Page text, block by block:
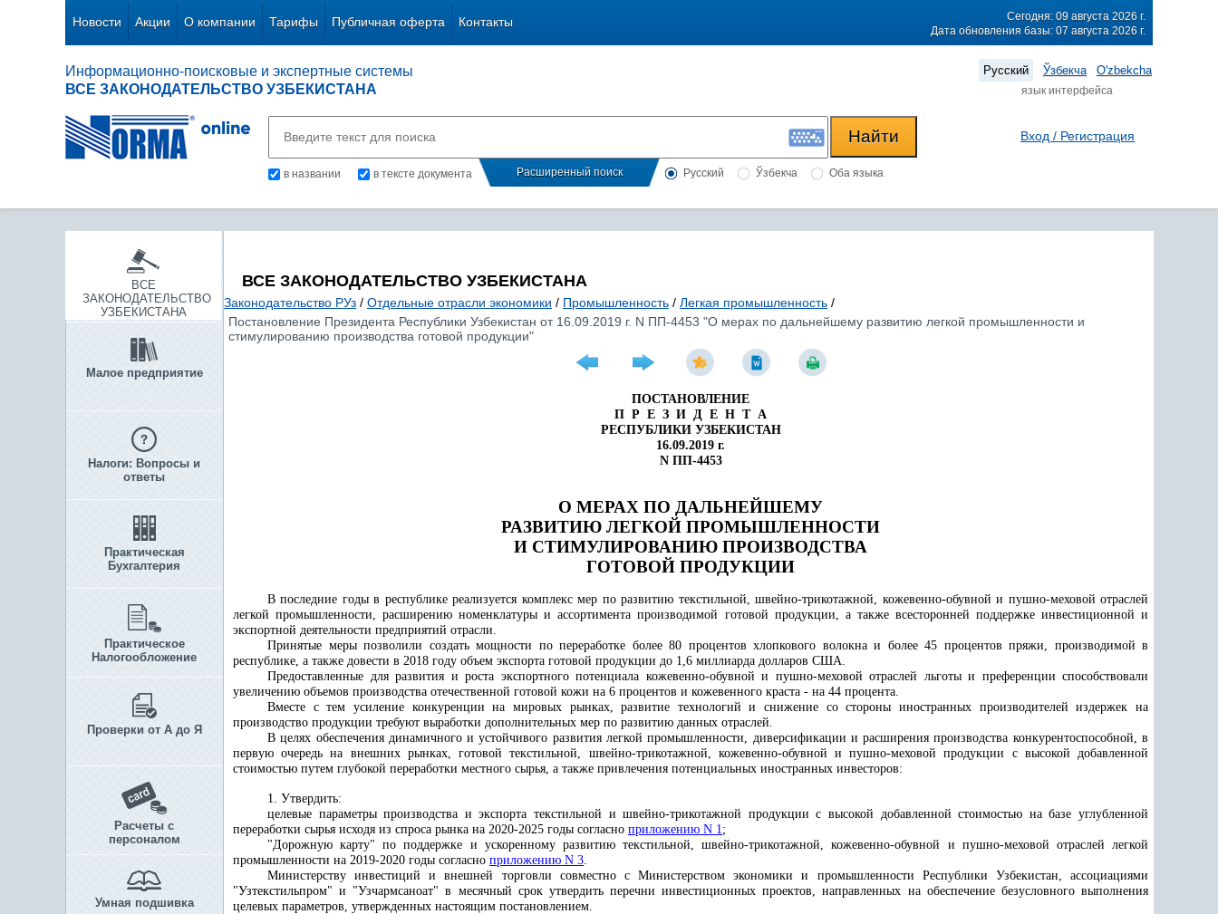
Новости Акции О компании Тарифы Публичная оферта Контакты
Сегодня: 09 августа 2026 г.
Дата обновления базы: 07 августа 2026 г.
Информационно-поисковые и экспертные системы
ВСЕ ЗАКОНОДАТЕЛЬСТВО УЗБЕКИСТАНА
Русский Ўзбекча O'zbekcha
язык интерфейса
в названии в тексте документа Расширенный поиск Русский Ўзбекча Оба языка
Вход / Регистрация
ВСЕ
ЗАКОНОДАТЕЛЬСТВО
УЗБЕКИСТАНА
Малое предприятие
Налоги: Вопросы и
ответы
Практическая
Бухгалтерия
Практическое
Налогообложение
Проверки от А до Я
Расчеты с
персоналом
Умная подшивка
ВСЕ ЗАКОНОДАТЕЛЬСТВО УЗБЕКИСТАНА
Законодательство РУз / Отдельные отрасли экономики / Промышленность / Легкая промышленность /
Постановление Президента Республики Узбекистан от 16.09.2019 г. N ПП-4453 "О мерах по дальнейшему развитию легкой промышленности и
стимулированию производства готовой продукции"
ПОСТАНОВЛЕНИЕ
П Р Е З И Д Е Н Т А
РЕСПУБЛИКИ УЗБЕКИСТАН
16.09.2019 г.
N ПП-4453
О МЕРАХ ПО ДАЛЬНЕЙШЕМУ
РАЗВИТИЮ ЛЕГКОЙ ПРОМЫШЛЕННОСТИ
И СТИМУЛИРОВАНИЮ ПРОИЗВОДСТВА
ГОТОВОЙ ПРОДУКЦИИ
В последние годы в республике реализуется комплекс мер по развитию текстильной, швейно-трикотажной, кожевенно-обувной и пушно-меховой отраслей
легкой промышленности, расширению номенклатуры и ассортимента производимой готовой продукции, а также всесторонней поддержке инвестиционной и
экспортной деятельности предприятий отрасли.
Принятые меры позволили создать мощности по переработке более 80 процентов хлопкового волокна и более 45 процентов пряжи, производимой в
республике, а также довести в 2018 году объем экспорта готовой продукции до 1,6 миллиарда долларов США.
Предоставленные для развития и роста экспортного потенциала кожевенно-обувной и пушно-меховой отраслей льготы и преференции способствовали
увеличению объемов производства отечественной готовой кожи на 6 процентов и кожевенного краста - на 44 процента.
Вместе с тем усиление конкуренции на мировых рынках, развитие технологий и снижение со стороны иностранных производителей издержек на
производство продукции требуют выработки дополнительных мер по развитию данных отраслей.
В целях обеспечения динамичного и устойчивого развития легкой промышленности, диверсификации и расширения производства конкурентоспособной, в
первую очередь на внешних рынках, готовой текстильной, швейно-трикотажной, кожевенно-обувной и пушно-меховой продукции с высокой добавленной
стоимостью путем глубокой переработки местного сырья, а также привлечения потенциальных иностранных инвесторов:
1. Утвердить:
целевые параметры производства и экспорта текстильной и швейно-трикотажной продукции с высокой добавленной стоимостью на базе углубленной
переработки сырья исходя из спроса рынка на 2020-2025 годы согласно приложению N 1;
"Дорожную карту" по поддержке и ускоренному развитию текстильной, швейно-трикотажной, кожевенно-обувной и пушно-меховой отраслей легкой
промышленности на 2019-2020 годы согласно приложению N 3.
Министерству инвестиций и внешней торговли совместно с Министерством экономики и промышленности Республики Узбекистан, ассоциациями
"Узтекстильпром" и "Узчармсаноат" в месячный срок утвердить перечни инвестиционных проектов, направленных на обеспечение безусловного выполнения
целевых параметров, утвержденных настоящим постановлением.